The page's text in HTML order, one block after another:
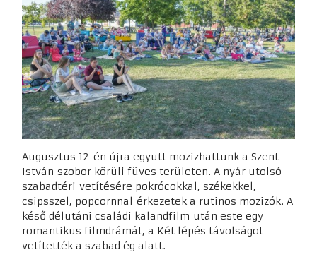
Augusztus 12-én újra együtt mozizhattunk a Szent
István szobor körüli füves területen. A nyár utolsó
szabadtéri vetítésére pokrócokkal, székekkel,
csipsszel, popcornnal érkezetek a rutinos mozizók. A
késő délutáni családi kalandfilm után este egy
romantikus filmdrámát, a Két lépés távolságot
vetítették a szabad ég alatt.